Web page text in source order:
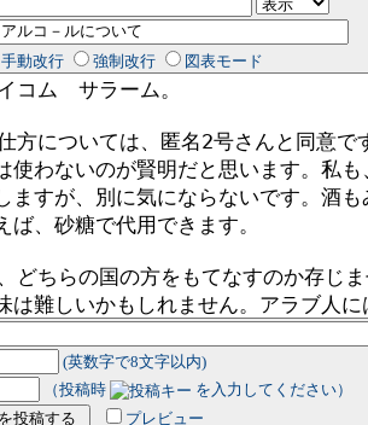
手動改行 強制改行 図表モード
(英数字で8文字以内)
（投稿時
を入力してください）
プレビュー